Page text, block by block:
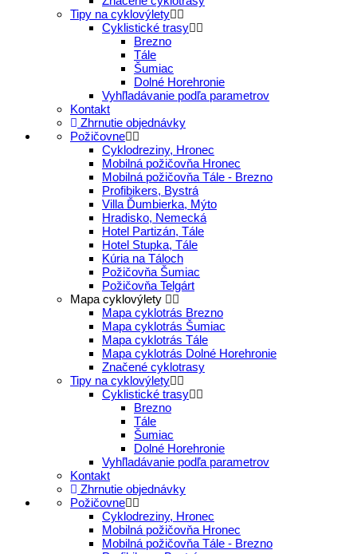
Tipy na cyklovýlety
Cyklistické trasy
Brezno
Tále
Šumiac
Dolné Horehronie
Vyhľladávanie podľa parametrov
Kontakt
Zhrnutie objednávky
Požičovne
Cyklodreziny, Hronec
Mobilná požičovňa Hronec
Mobilná požičovňa Tále - Brezno
Profibikers, Bystrá
Villa Ďumbierka, Mýto
Hradisko, Nemecká
Hotel Partizán, Tále
Hotel Stupka, Tále
Kúria na Táloch
Požičovňa Šumiac
Požičovňa Telgárt
Mapa cyklovýlety
Mapa cyklotrás Brezno
Mapa cyklotrás Šumiac
Mapa cyklotrás Tále
Mapa cyklotrás Dolné Horehronie
Značené cyklotrasy
Tipy na cyklovýlety
Cyklistické trasy
Brezno
Tále
Šumiac
Dolné Horehronie
Vyhľladávanie podľa parametrov
Kontakt
Zhrnutie objednávky
Požičovne
Cyklodreziny, Hronec
Mobilná požičovňa Hronec
Mobilná požičovňa Tále - Brezno